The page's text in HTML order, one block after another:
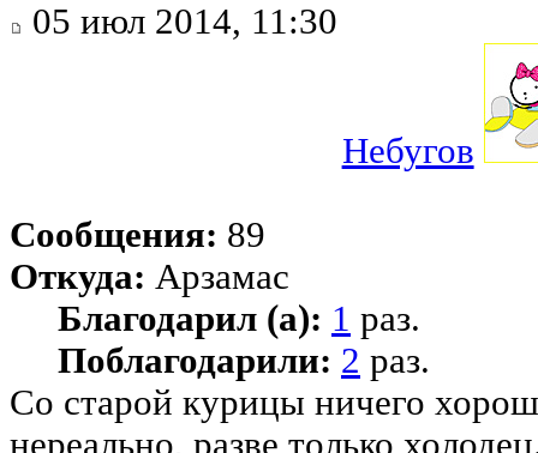
05 июл 2014, 11:30
Небугов
Сообщения: 89
Откуда: Арзамас
Благодарил (а): 1 раз.
Поблагодарили: 2 раз.
Со старой курицы ничего
нереально, разве только